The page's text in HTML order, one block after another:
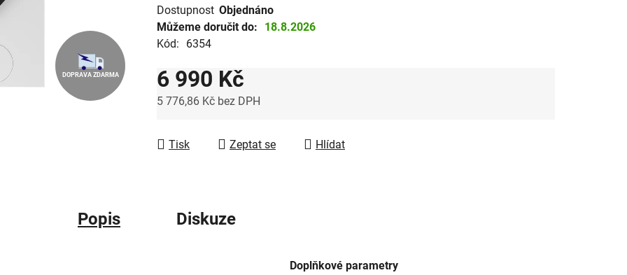
Dostupnost Objednáno
Můžeme doručit do:
18.8.2026
Kód:
6354
6 990 Kč
5 776,86 Kč bez DPH
Tisk
Zeptat se Hlídat
DOPRAVA ZDARMA
Popis Diskuze
Doplňkové parametry